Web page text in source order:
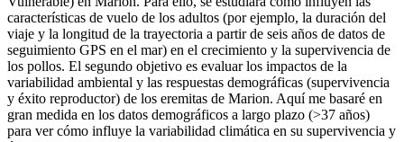
características de vuelo de los adultos (por ejemplo, la duración del
viaje y la longitud de la trayectoria a partir de seis años de datos de
seguimiento GPS en el mar) en el crecimiento y la supervivencia de
los pollos. El segundo objetivo es evaluar los impactos de la
variabilidad ambiental y las respuestas demográficas (supervivencia
y éxito reproductor) de los eremitas de Marion. Aquí me basaré en
gran medida en los datos demográficos a largo plazo (>37 años)
para ver cómo influye la variabilidad climática en su supervivencia y